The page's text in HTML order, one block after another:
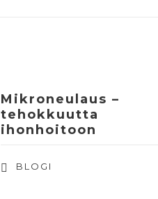
Mikroneulaus –
tehokkuutta
ihonhoitoon
BLOGI